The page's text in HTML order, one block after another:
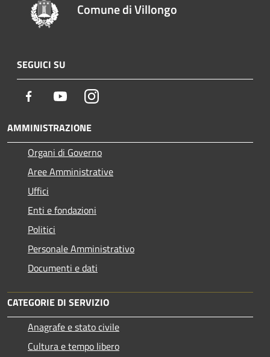
Comune di Villongo
SEGUICI SU
Facebook YoutubeInstagram
AMMINISTRAZIONE
Organi di Governo
Aree Amministrative
Uffici
Enti e fondazioni
Politici
Personale Amministrativo
Documenti e dati
CATEGORIE DI SERVIZIO
Anagrafe e stato civile
Cultura e tempo libero